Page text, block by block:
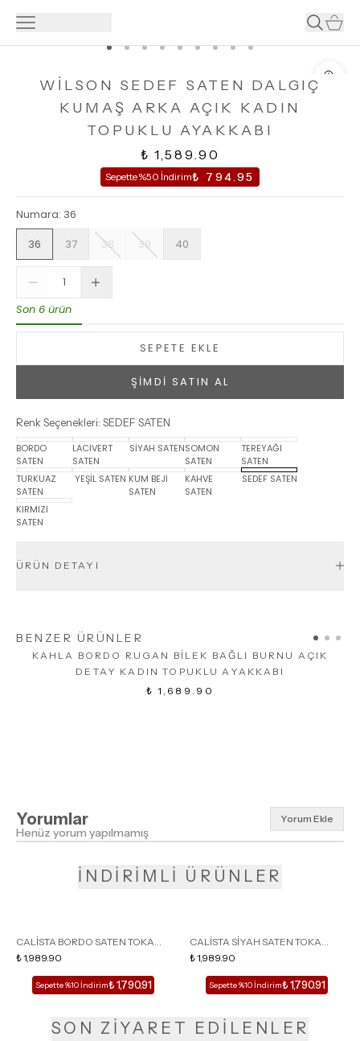
WİLSON SEDEF SATEN DALGIÇ
KUMAŞ ARKA AÇIK KADIN
TOPUKLU AYAKKABI
₺ 1,589.90
Sepette %50 İndirim₺ 794.95
Numara: 36
36
37 38 39 40
Son 6 ürün
SEPETE EKLE
ŞİMDİ SATIN AL
Renk Seçenekleri: SEDEF SATEN
BORDO
SATEN
LACİVERT
SATEN
SİYAH SATENSOMON
SATEN
TEREYAĞI
SATEN
TURKUAZ
SATEN
YEŞİL SATEN KUM BEJİ
SATEN
KAHVE
SATEN
SEDEF SATEN
KIRMIZI
SATEN
ÜRÜN DETAYI
BENZER ÜRÜNLER
KAHLA BORDO RUGAN BİLEK BAĞLI BURNU AÇIK
DETAY KADIN TOPUKLU AYAKKABI
₺ 1,689.90
Yorumlar Yorum Ekle
Henüz yorum yapılmamış
İNDİRİMLİ ÜRÜNLER
CALİSTA BORDO SATEN TOKA
DETAY SİVRİ BURUN KADIN
TOPUKLU TERLİK
₺ 1,989.90
Sepette %10 İndirim₺ 1,790.91
CALİSTA SİYAH SATEN TOKA
DETAY SİVRİ BURUN KADIN
TOPUKLU TERLİK
₺ 1,989.90
Sepette %10 İndirim₺ 1,790.91
SON ZİYARET EDİLENLER